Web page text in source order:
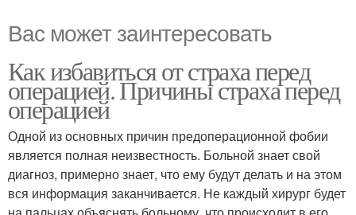
Вас может заинтересовать
Как избавиться от страха перед
операцией. Причины страха перед
операцией
Одной из основных причин предоперационной фобии
является полная неизвестность. Больной знает свой
диагноз, примерно знает, что ему будут делать и на этом
вся информация заканчивается. Не каждый хирург будет